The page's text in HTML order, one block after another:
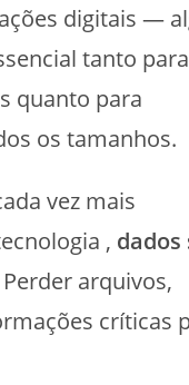
digitais —
tanto para
quanto para
os tamanhos.
vez mais
, dados
Perder arquivos,
críticas